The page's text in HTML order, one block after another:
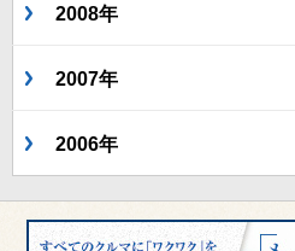
2008年
2007年
2006年